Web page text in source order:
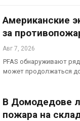
Американские
за
Авг 7, 2026
PFAS обнаруживают
может продолжаться
В Домодедове
пожара на
Авг 7,